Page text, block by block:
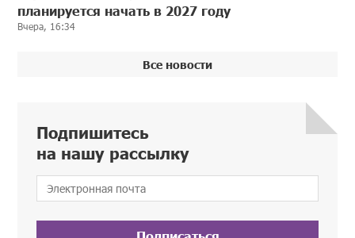
планируется начать в 2027 году
Вчера, 16:34
Все новости
Подпишитесь
на нашу рассылку